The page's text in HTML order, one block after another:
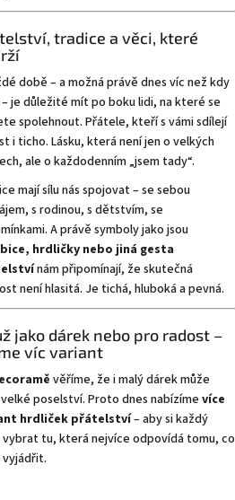
tradice a věci, které
době – a možná právě dnes víc než kdy
je důležité mít po boku lidi, na které se
spolehnout. Přátele, kteří s vámi sdílejí
i ticho. Lásku, která není jen o velkých
ale o každodenním „jsem tady“.
mají sílu nás spojovat – se sebou
s rodinou, s dětstvím, se
A právě symboly jako jsou
hrdličky nebo jiná gesta
nám připomínají, že skutečná
není hlasitá. Je tichá, hluboká a pevná.
jako dárek nebo pro radost –
víc variant
věříme, že i malý dárek může
poselství. Proto dnes nabízímevíce
hrdliček přátelství– aby si každý
vybrat tu, která nejvíce odpovídá tomu, co